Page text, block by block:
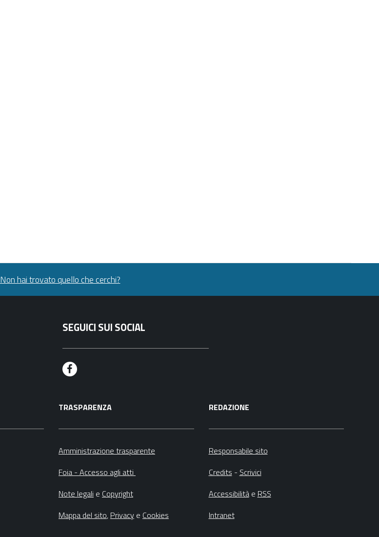
Non hai trovato quello che cerchi?
SEGUICI SUI SOCIAL
F
c
e
o
k
TRASPARENZA
Amministrazione trasparente
Foia - Accesso agli atti
Note legali e Copyright
Mappa del sito, Privacy e Cookies
REDAZIONE
Responsabile sito
Credits - Scrivici
Accessibilitàe RSS
Intranet